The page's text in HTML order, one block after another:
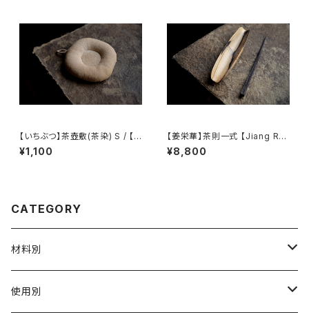
【いちぶつ】茶壺敷(茶染) S / 【Ic
¥1,100
【姜栄華】茶則一式 【Jiang Ro
nghua】A complete tea tray
set
¥8,800
CATEGORY
材料別
陶磁器
使用別